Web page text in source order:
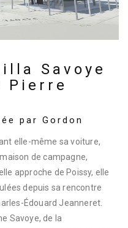
Savoye
Pierre
par Gordon
elle-même sa voiture,
de campagne,
approche de Poissy, elle
depuis sa rencontre
Édouard Jeanneret.
Savoye, de la